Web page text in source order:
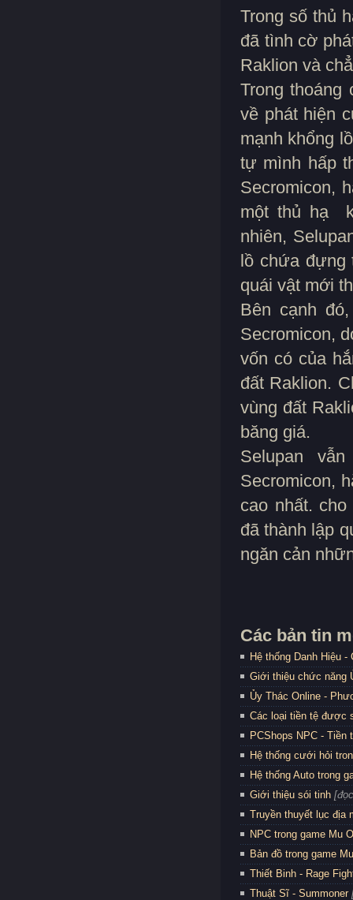
Trong số thủ
đã tình cờ
Raklion và
Trong thoáng
về phát hiện
mạnh khổng
tự mình hấp
Secromicon,
một thủ hạ
nhiên,
lồ chứa đựng
quái vật mới
Bên cạnh
Secromicon,
vốn có của
đất Raklion.
vùng đất
băng giá.
Selupan
Secromicon,
cao nhất.
đã thành lập
ngăn cản
Các bản tin
Hệ thống Danh Hiệu
Giới thiệu chức năng
Ủy Thác Online -
Các loại tiền tệ được
PCShops NPC - Tiền
Hệ thống cưới hỏi
Hệ thống Auto trong
Giới thiệu sói tinh
Truyền thuyết lục địa
NPC trong game Mu
Bản đồ trong game
Thiết Binh - Rage
Thuật Sĩ - Summoner